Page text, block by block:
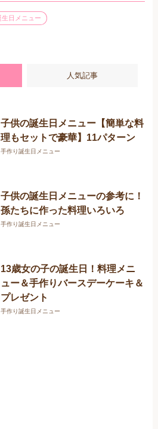
生日メニュー
人気記事
子供の誕生日メニュー【簡単な料
理もセットで豪華】11パターン
手作り誕生日メニュー
子供の誕生日メニューの参考に！
孫たちに作った料理いろいろ
手作り誕生日メニュー
13歳女の子の誕生日！料理メニ
ュー＆手作りバースデーケーキ＆
プレゼント
手作り誕生日メニュー